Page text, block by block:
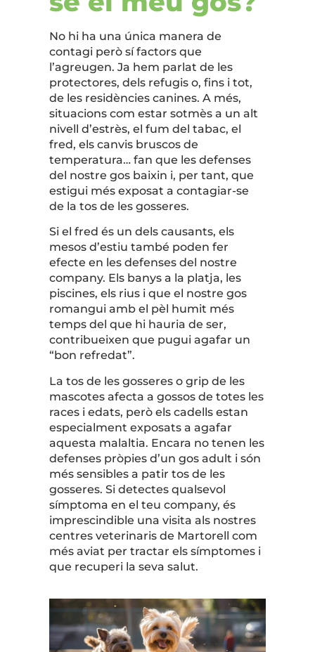
No hi ha una única manera de
contagi però sí factors que
l’agreugen. Ja hem parlat de les
protectores, dels refugis o, fins i tot,
de les residències canines. A més,
situacions com estar sotmès a un alt
nivell d’estrès, el fum del tabac, el
fred, els canvis bruscos de
temperatura… fan que les defenses
del nostre gos baixin i, per tant, que
estigui més exposat a contagiar-se
de la tos de les gosseres.
Si el fred és un dels causants, els
mesos d’estiu també poden fer
efecte en les defenses del nostre
company. Els banys a la platja, les
piscines, els rius i que el nostre gos
romangui amb el pèl humit més
temps del que hi hauria de ser,
contribueixen que pugui agafar un
“bon refredat”.
La tos de les gosseres o grip de les
mascotes afecta a gossos de totes les
races i edats, però els cadells estan
especialment exposats a agafar
aquesta malaltia. Encara no tenen les
defenses pròpies d’un gos adult i són
més sensibles a patir tos de les
gosseres. Si detectes qualsevol
símptoma en el teu company, és
imprescindible una visita als nostres
centres veterinaris de Martorell com
més aviat per tractar els símptomes i
que recuperi la seva salut.